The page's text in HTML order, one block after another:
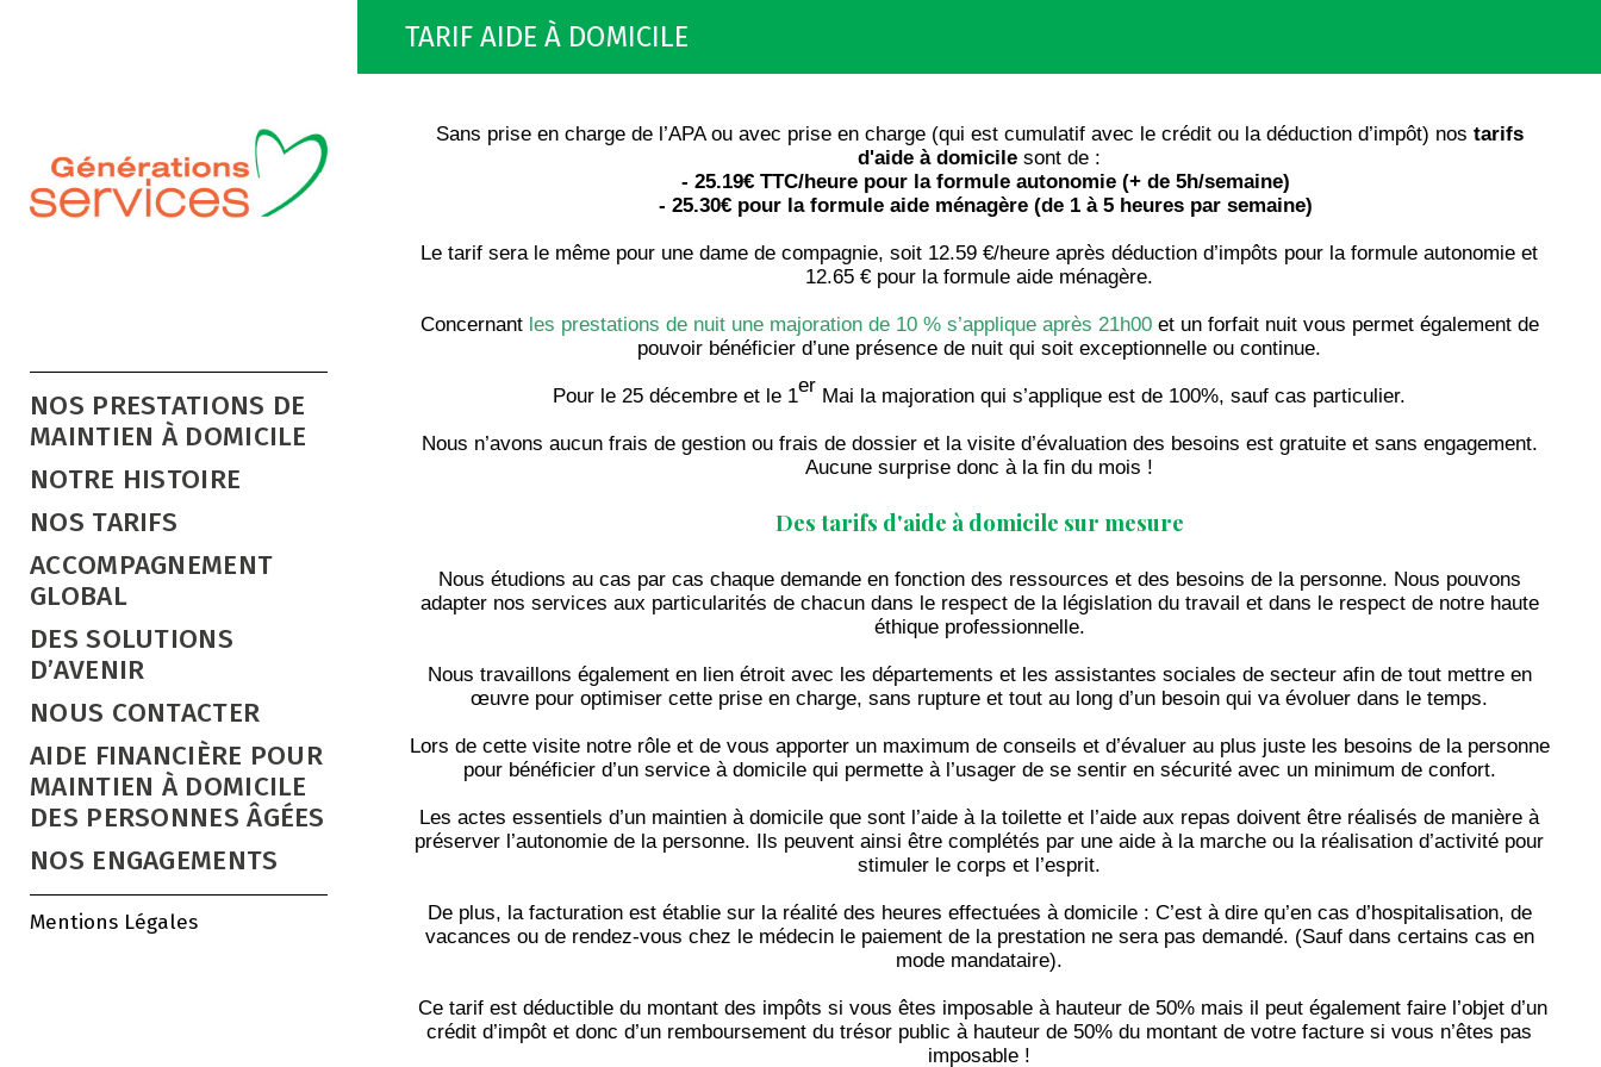
NOS PRESTATIONS DE
MAINTIEN À DOMICILE
NOTRE HISTOIRE
NOS TARIFS
ACCOMPAGNEMENT
GLOBAL
DES SOLUTIONS
D’AVENIR
NOUS CONTACTER
AIDE FINANCIÈRE POUR
MAINTIEN À DOMICILE
DES PERSONNES ÂGÉES
NOS ENGAGEMENTS
Mentions Légales
TARIF AIDE À DOMICILE
Sans prise en charge de l’APA ou avec prise en charge (qui est cumulatif avec le crédit ou la déduction d’impôt) nos tarifs
d'aide à domicile sont de :
- 25.19€ TTC/heure pour la formule autonomie (+ de 5h/semaine)
- 25.30€ pour la formule aide ménagère (de 1 à 5 heures par semaine)
Le tarif sera le même pour une dame de compagnie, soit 12.59 €/heure après déduction d’impôts pour la formule autonomie et
12.65 € pour la formule aide ménagère.
Concernant les prestations de nuit une majoration de 10 % s’applique après 21h00et un forfait nuit vous permet également de
pouvoir bénéficier d’une présence de nuit qui soit exceptionnelle ou continue.
Pour le 25 décembre et le 1er Mai la majoration qui s’applique est de 100%, sauf cas particulier.
Nous n’avons aucun frais de gestion ou frais de dossier et la visite d’évaluation des besoins est gratuite et sans engagement.
Aucune surprise donc à la fin du mois !
Des tarifs d'aide à domicile sur mesure
Nous étudions au cas par cas chaque demande en fonction des ressources et des besoins de la personne. Nous pouvons
adapter nos services aux particularités de chacun dans le respect de la législation du travail et dans le respect de notre haute
éthique professionnelle.
Nous travaillons également en lien étroit avec les départements et les assistantes sociales de secteur afin de tout mettre en
œuvre pour optimiser cette prise en charge, sans rupture et tout au long d’un besoin qui va évoluer dans le temps.
Lors de cette visite notre rôle et de vous apporter un maximum de conseils et d’évaluer au plus juste les besoins de la personne
pour bénéficier d’un service à domicile qui permette à l’usager de se sentir en sécurité avec un minimum de confort.
Les actes essentiels d’un maintien à domicile que sont l’aide à la toilette et l’aide aux repas doivent être réalisés de manière à
préserver l’autonomie de la personne. Ils peuvent ainsi être complétés par une aide à la marche ou la réalisation d’activité pour
stimuler le corps et l’esprit.
De plus, la facturation est établie sur la réalité des heures effectuées à domicile : C’est à dire qu’en cas d’hospitalisation, de
vacances ou de rendez-vous chez le médecin le paiement de la prestation ne sera pas demandé. (Sauf dans certains cas en
mode mandataire).
Ce tarif est déductible du montant des impôts si vous êtes imposable à hauteur de 50% mais il peut également faire l’objet d’un
crédit d’impôt et donc d’un remboursement du trésor public à hauteur de 50% du montant de votre facture si vous n’êtes pas
imposable !